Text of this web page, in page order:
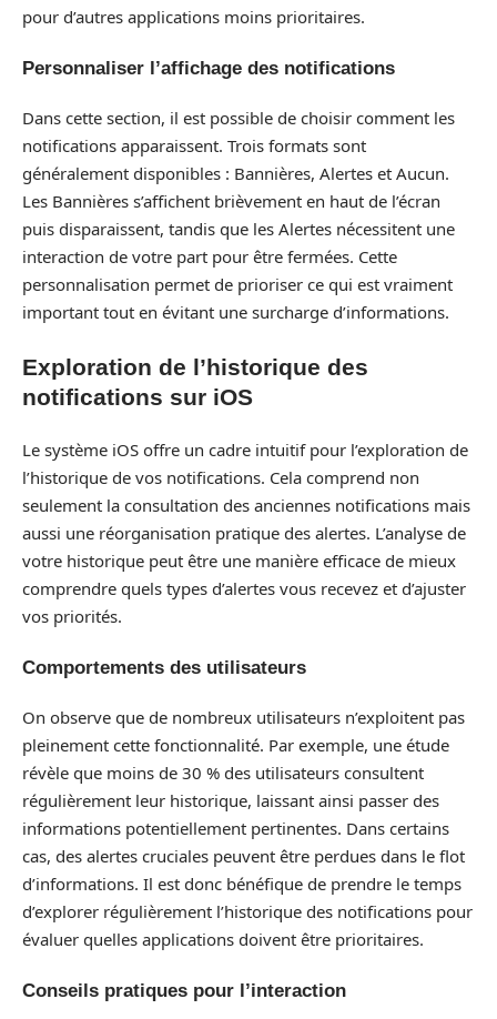
pour d’autres applications moins prioritaires.
Personnaliser l’affichage des notifications
Dans cette section, il est possible de choisir comment les
notifications apparaissent. Trois formats sont
généralement disponibles : Bannières, Alertes et Aucun.
Les Bannières s’affichent brièvement en haut de l’écran
puis disparaissent, tandis que les Alertes nécessitent une
interaction de votre part pour être fermées. Cette
personnalisation permet de prioriser ce qui est vraiment
important tout en évitant une surcharge d’informations.
Exploration de l’historique des
notifications sur iOS
Le système iOS offre un cadre intuitif pour l’exploration de
l’historique de vos notifications. Cela comprend non
seulement la consultation des anciennes notifications mais
aussi une réorganisation pratique des alertes. L’analyse de
votre historique peut être une manière efficace de mieux
comprendre quels types d’alertes vous recevez et d’ajuster
vos priorités.
Comportements des utilisateurs
On observe que de nombreux utilisateurs n’exploitent pas
pleinement cette fonctionnalité. Par exemple, une étude
révèle que moins de 30 % des utilisateurs consultent
régulièrement leur historique, laissant ainsi passer des
informations potentiellement pertinentes. Dans certains
cas, des alertes cruciales peuvent être perdues dans le flot
d’informations. Il est donc bénéfique de prendre le temps
d’explorer régulièrement l’historique des notifications pour
évaluer quelles applications doivent être prioritaires.
Conseils pratiques pour l’interaction